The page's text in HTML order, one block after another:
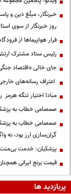
خبرنگار، مبلّغ دین و
روز خبرنگار از سوی
فرار هواپیماها از
رئیس ستاد مشترک
جای خالی «اقتصاد
اعتراف رسانه‌های
مبادا اختیار تنگه
صمصامی خطاب به
صمصامی خطاب به
گران‌سازی ارز بود، نه
پزشکیان: خدمت
قیمت‌ برنج ایرانی همچنان در کانال ۴۵۰
پربازدید ها